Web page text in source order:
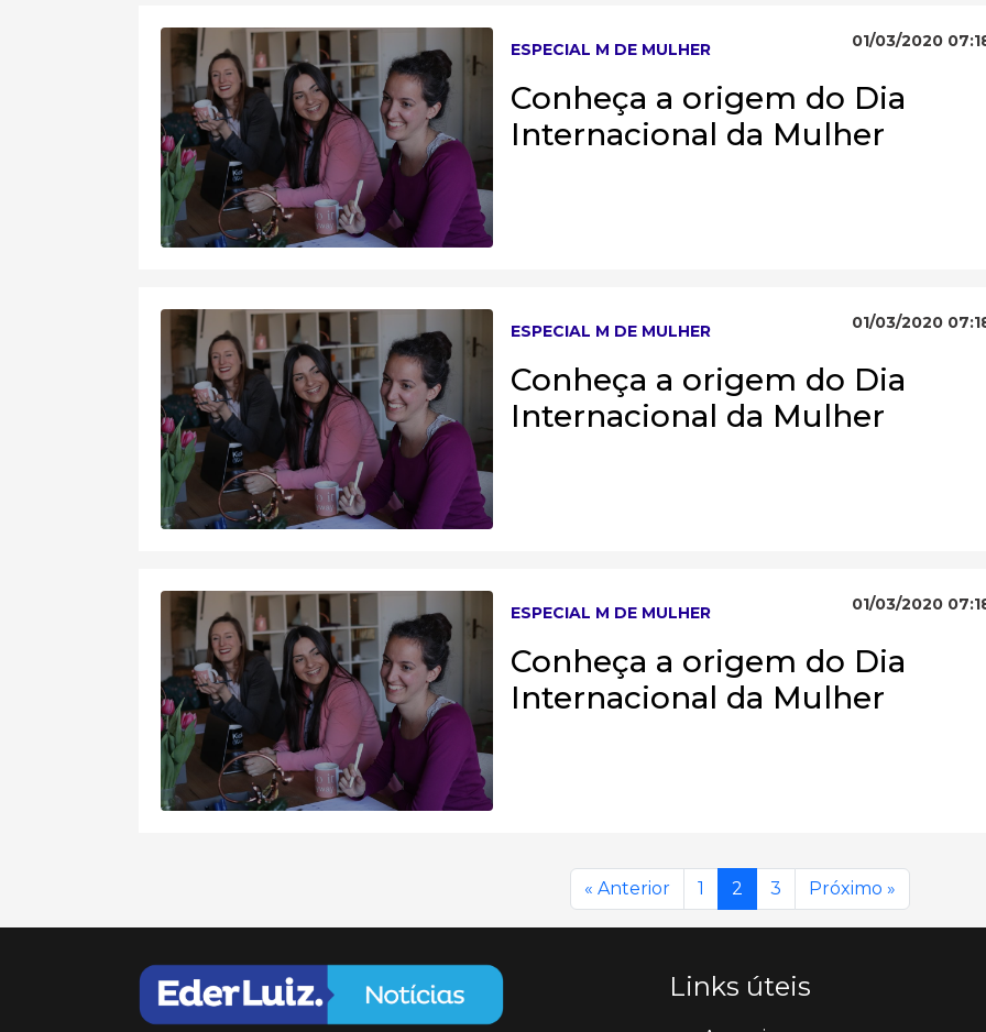
ESPECIAL M DE MULHER 01/03/2020
Conheça a origem do Dia
Internacional da Mulher
ESPECIAL M DE MULHER 01/03/2020
Conheça a origem do Dia
Internacional da Mulher
ESPECIAL M DE MULHER 01/03/2020
Conheça a origem do Dia
Internacional da Mulher
« Anterior 1 2 3 Próximo »
Links úteis